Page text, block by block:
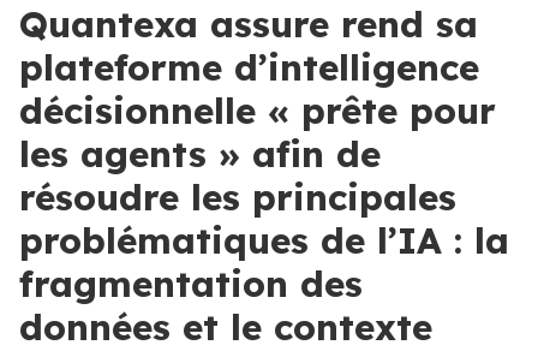
Quantexa assure rend sa
plateforme d’intelligence
décisionnelle « prête pour
les agents » afin de
résoudre les principales
problématiques de l’IA : la
fragmentation des
données et le contexte